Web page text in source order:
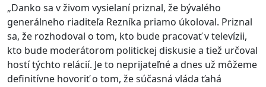
„Danko sa v živom vysielaní priznal, že bývalého
generálneho riaditeľa Rezníka priamo úkoloval. Priznal
sa, že rozhodoval o tom, kto bude pracovať v televízii,
kto bude moderátorom politickej diskusie a tiež určoval
hostí týchto relácií. Je to neprijateľné a dnes už môžeme
definitívne hovoriť o tom, že súčasná vláda ťahá